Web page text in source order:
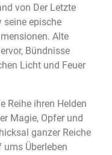
von Der Letzte
seine epische
Alte
Bündnisse
Licht und Feuer
Reihe ihren Helden
Magie, Opfer und
ganzer Reiche
Überleben